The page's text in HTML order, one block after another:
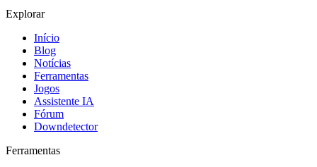
Explorar
Início
Blog
Notícias
Ferramentas
Jogos
Assistente IA
Fórum
Downdetector
Ferramentas